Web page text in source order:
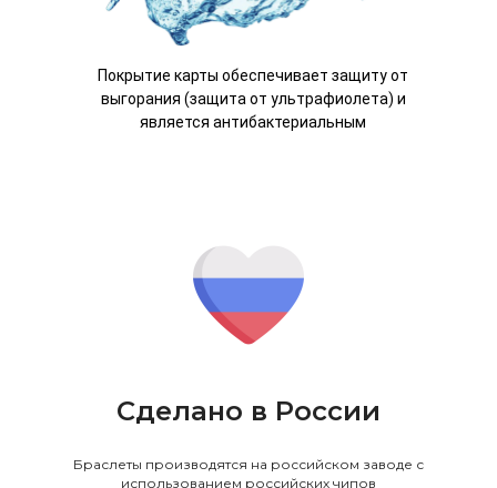
Покрытие карты обеспечивает защиту от
выгорания (защита от ультрафиолета) и
является антибактериальным
Сделано в России
Браслеты производятся на российском заводе с
использованием российских чипов